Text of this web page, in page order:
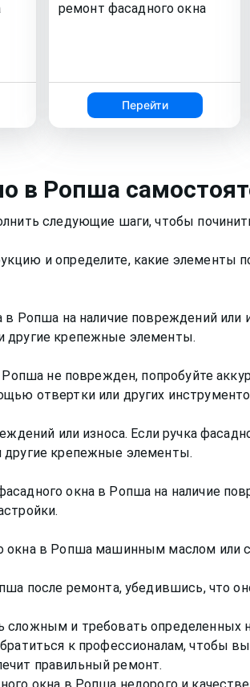
ремонт фасадного окна
Перейти
в Ропша
следующие шаги, чтобы
и определите, какие элементы
Ропша на наличие повреждений
крепежные элементы.
не поврежден, попробуйте
отвертки или других
или износа. Если ручка
крепежные элементы.
окна в Ропша на наличие
окна в Ропша машинным маслом или
после ремонта, убедившись, что
и требовать определенных
к профессионалам, чтобы
правильный ремонт.